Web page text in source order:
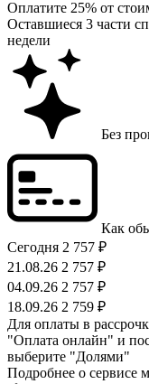
Оплатите 25% от
Оставшиеся 3 части
недели
Без
Как
Сегодня 2 757 ₽
21.08.26 2 757 ₽
04.09.26 2 757 ₽
18.09.26 2 759 ₽
Для оплаты в
"Оплата онлайн" и
выберите "Долями"
Подробнее о сервисе